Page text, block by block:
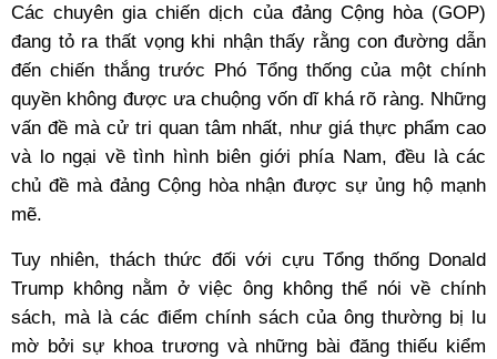
Các chuyên gia chiến dịch của đảng Cộng hòa (GOP)
đang tỏ ra thất vọng khi nhận thấy rằng con đường dẫn
đến chiến thắng trước Phó Tổng thống của một chính
quyền không được ưa chuộng vốn dĩ khá rõ ràng. Những
vấn đề mà cử tri quan tâm nhất, như giá thực phẩm cao
và lo ngại về tình hình biên giới phía Nam, đều là các
chủ đề mà đảng Cộng hòa nhận được sự ủng hộ mạnh
mẽ.
Tuy nhiên, thách thức đối với cựu Tổng thống Donald
Trump không nằm ở việc ông không thể nói về chính
sách, mà là các điểm chính sách của ông thường bị lu
mờ bởi sự khoa trương và những bài đăng thiếu kiểm